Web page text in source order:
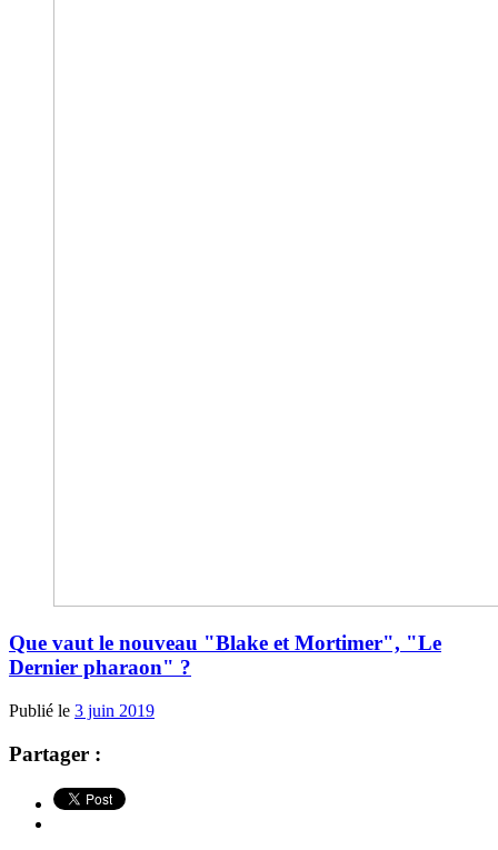
Que vaut le nouveau "Blake et Mortimer", "Le
Dernier pharaon" ?
Publié le 3 juin 2019
Partager :